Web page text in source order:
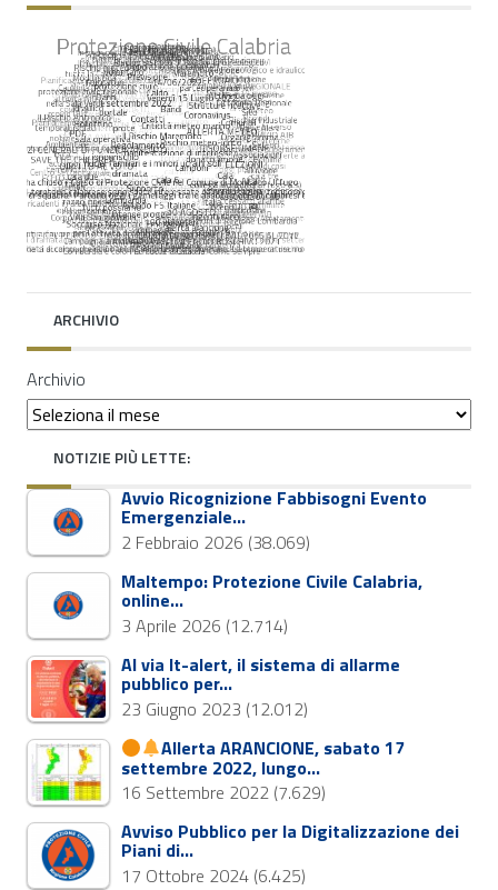
ARCHIVIO
Archivio
NOTIZIE PIÙ LETTE:
Avvio Ricognizione Fabbisogni Evento
Emergenziale…
2 Febbraio 2026 (38.069)
Maltempo: Protezione Civile Calabria,
online…
3 Aprile 2026 (12.714)
Al via It-alert, il sistema di allarme
pubblico per…
23 Giugno 2023 (12.012)
Allerta ARANCIONE, sabato 17
settembre 2022, lungo…
16 Settembre 2022 (7.629)
Avviso Pubblico per la Digitalizzazione dei
Piani di…
17 Ottobre 2024 (6.425)